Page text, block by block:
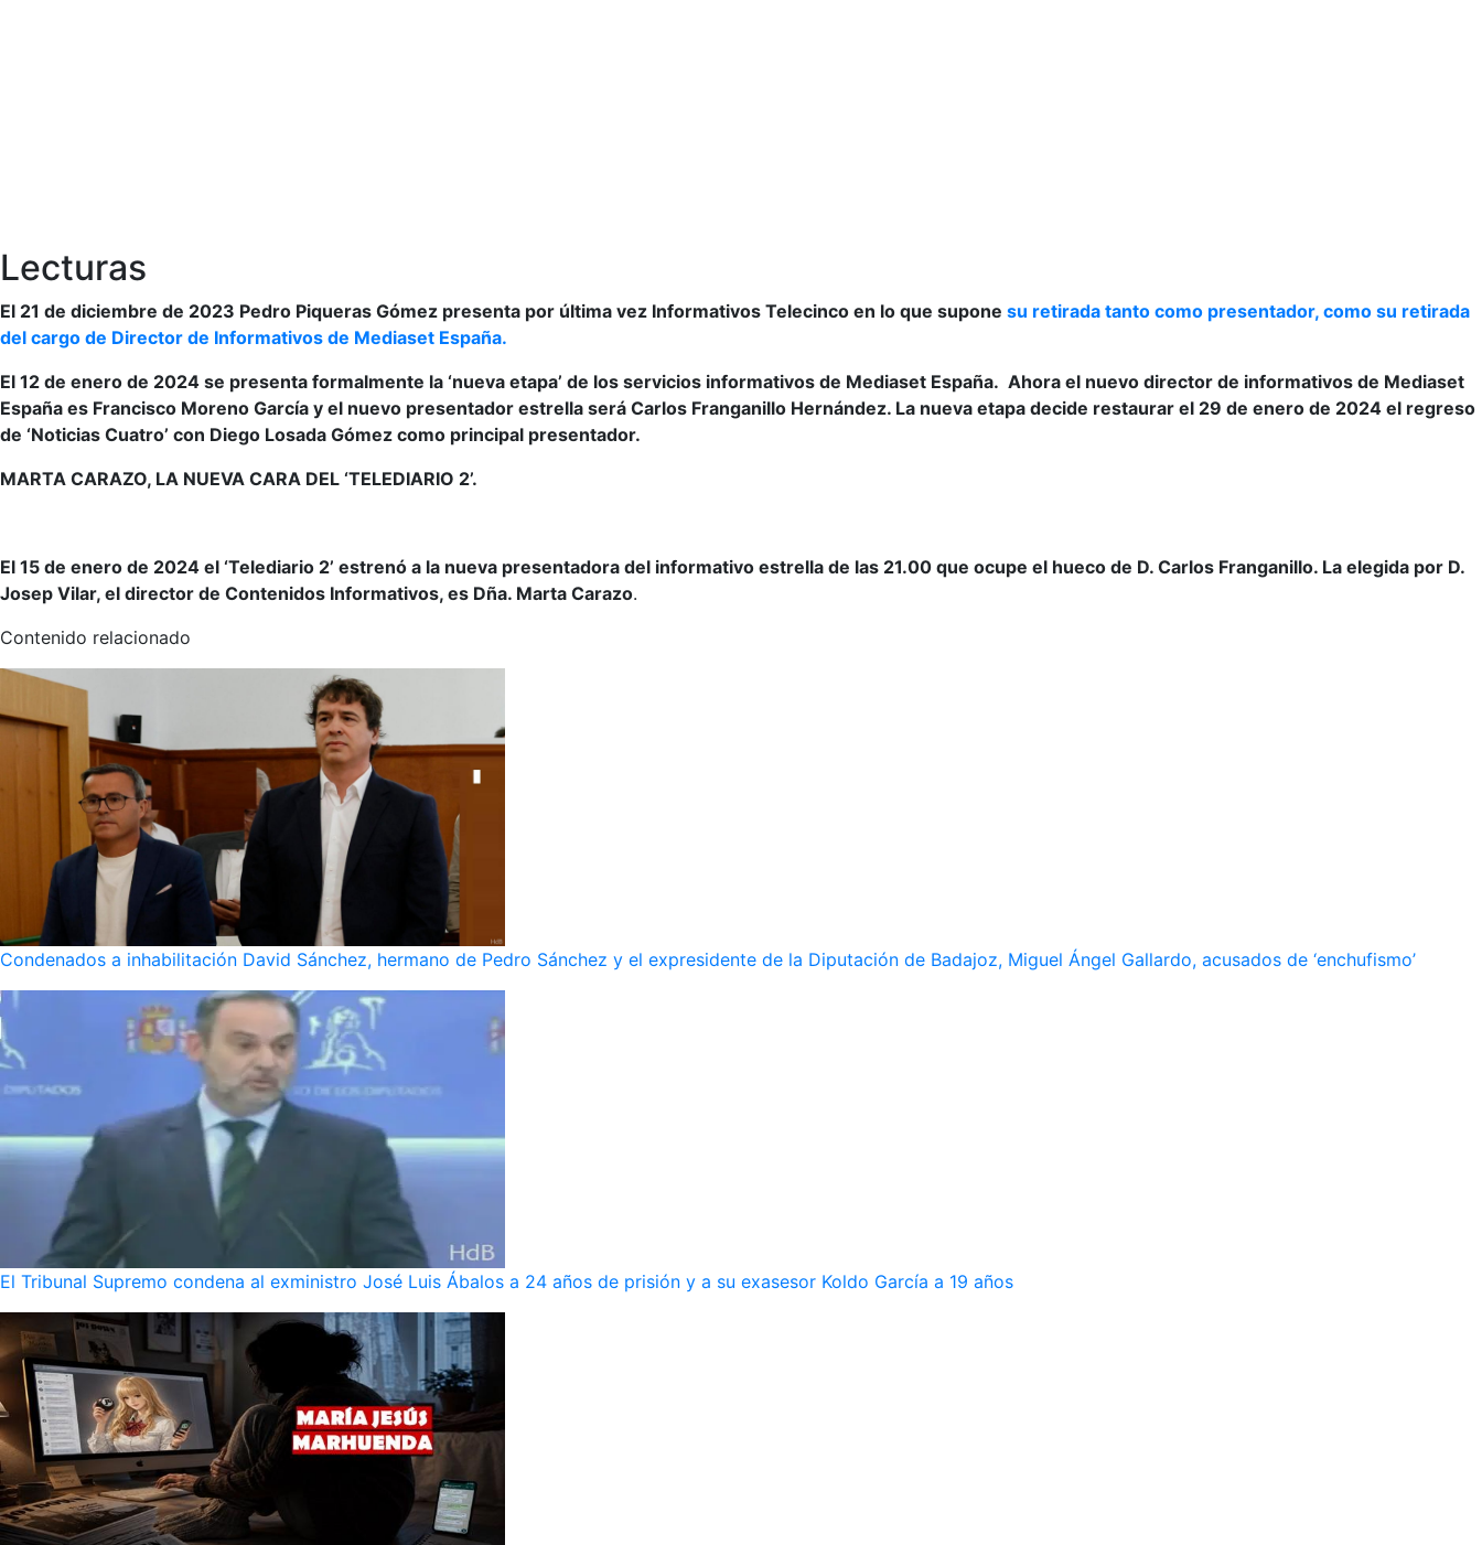
Lecturas
El 21 de diciembre de 2023 Pedro Piqueras Gómez presenta por última vez Informativos Telecinco en lo que supone su retirada tanto como presentador, como su retirada
del cargo de Director de Informativos de Mediaset España.
El 12 de enero de 2024 se presenta formalmente la ‘nueva etapa’ de los servicios informativos de Mediaset España. Ahora el nuevo director de informativos de Mediaset
España es Francisco Moreno García y el nuevo presentador estrella será Carlos Franganillo Hernández. La nueva etapa decide restaurar el 29 de enero de 2024 el regreso
de ‘Noticias Cuatro’ con Diego Losada Gómez como principal presentador.
MARTA CARAZO, LA NUEVA CARA DEL ‘TELEDIARIO 2’.
El 15 de enero de 2024 el ‘Telediario 2’ estrenó a la nueva presentadora del informativo estrella de las 21.00 que ocupe el hueco de D. Carlos Franganillo. La elegida por D.
Josep Vilar, el director de Contenidos Informativos, es Dña. Marta Carazo.
Contenido relacionado
Condenados a inhabilitación David Sánchez, hermano de Pedro Sánchez y el expresidente de la Diputación de Badajoz, Miguel Ángel Gallardo, acusados de ‘enchufismo’
El Tribunal Supremo condena al exministro José Luis Ábalos a 24 años de prisión y a su exasesor Koldo García a 19 años